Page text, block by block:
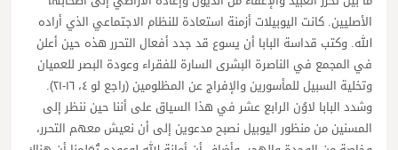
الأصليين. كانت اليوبيلات أزمنة استعادة للنظام الاجتماعي الذي أراده
الله. وكتب قداسة البابا أن يسوع قد جدد أفعال التحرر هذه حين أعلن
في المجمع في الناصرة البشرى السارة للفقراء وعودة البصر للعميان
وتخلية السبيل للمأسورين والإفراج عن المظلومين (راجع لو ٤، ١٦-٢١).
وشدد البابا لاوُن الرابع عشر في هذا السياق على أننا حين ننظر إلى
المسنين من منظور اليوبيل نصبح مدعوين إلى أن نعيش معهم التحرر،